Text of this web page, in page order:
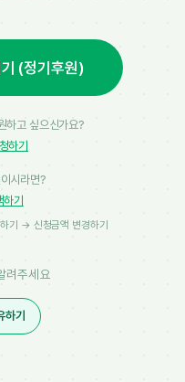
(정기후원)
하고 싶으신가요?
하기
시라면?
하기
기 → 신청금액 변경하기
려주세요
하기